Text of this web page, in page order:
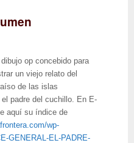
dibujo op concebido para
un viejo relato del
de las islas
padre del cuchillo. En E-
aquí su índice de
wp-
GENERAL-EL-PADRE-